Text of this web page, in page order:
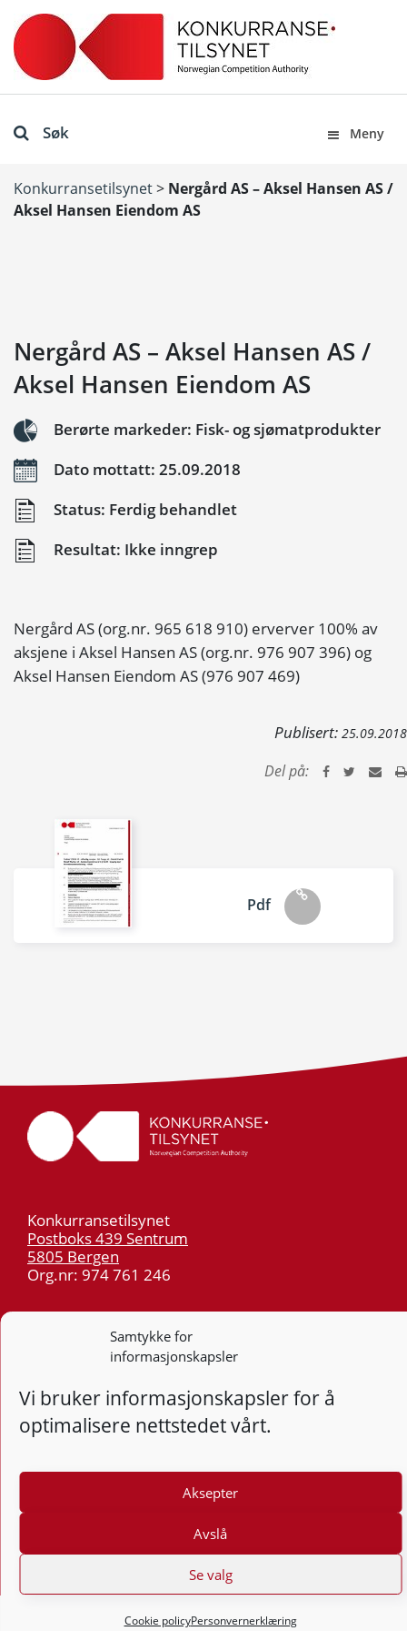
Samtykke for
informasjonskapsler
Vi bruker informasjonskapsler for å
optimalisere nettstedet vårt.
Aksepter
Avslå
Se valg
Cookie policyPersonvernerklæring
Søk Meny
Konkurransetilsynet> Nergård AS – Aksel Hansen AS /
Aksel Hansen Eiendom AS
Nergård AS – Aksel Hansen AS /
Aksel Hansen Eiendom AS
Berørte markeder: Fisk- og sjømatprodukter
Dato mottatt: 25.09.2018
Status: Ferdig behandlet
Resultat: Ikke inngrep
Nergård AS (org.nr. 965 618 910) erverver 100% av
aksjene i Aksel Hansen AS (org.nr. 976 907 396) og
Aksel Hansen Eiendom AS (976 907 469)
Publisert: 25.09.2018
Del på:
Pdf
Konkurransetilsynet
Postboks 439 Sentrum
5805 Bergen
Org.nr: 974 761 246
post@kt.no